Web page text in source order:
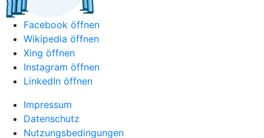
Facebook öffnen
Wikipedia öffnen
Xing öffnen
Instagram öffnen
LinkedIn öffnen
Impressum
Datenschutz
Nutzungsbedingungen